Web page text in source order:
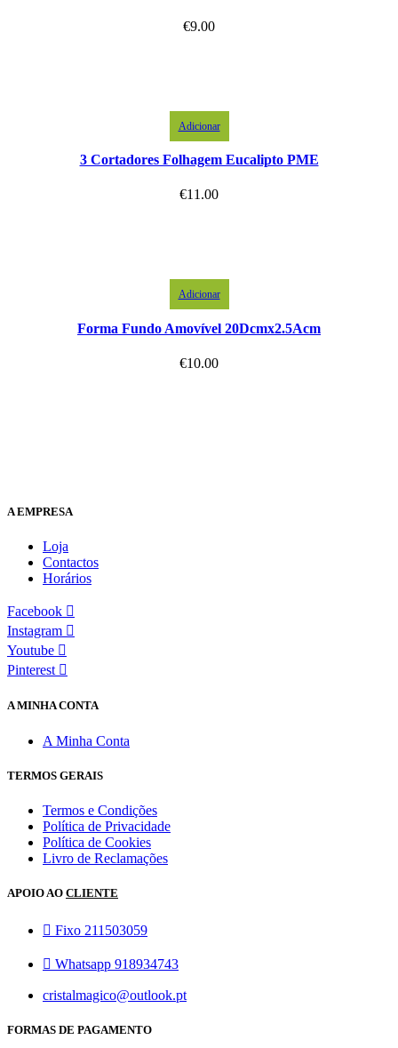
€9.00
Adicionar
3 Cortadores Folhagem Eucalipto PME
€11.00
Adicionar
Forma Fundo Amovível 20Dcmx2.5Acm
€10.00
A EMPRESA
Loja
Contactos
Horários
Facebook
Instagram
Youtube
Pinterest
A MINHA CONTA
A Minha Conta
TERMOS GERAIS
Termos e Condições
Política de Privacidade
Política de Cookies
Livro de Reclamações
APOIO AO CLIENTE
Fixo 211503059
Whatsapp 918934743
cristalmagico@outlook.pt
FORMAS DE PAGAMENTO